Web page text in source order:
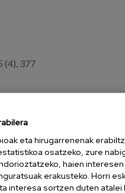
(4), 377
OSOA
eta hirugarrenenak
osatzeko, zure
haien
erakusteko. Horri
interesa sortzen duten atalei